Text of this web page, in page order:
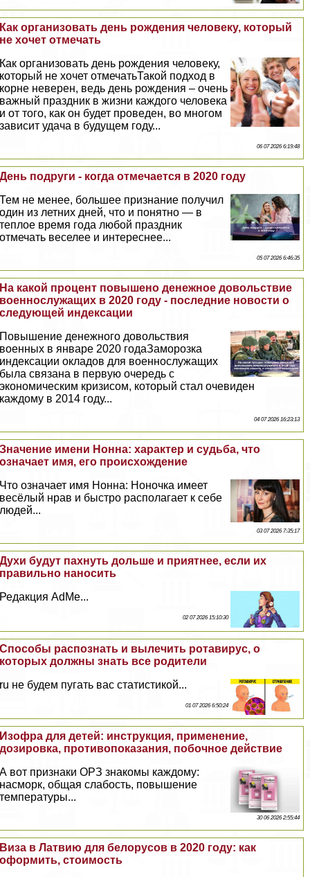
Как организовать день рождения человеку, который
не хочет отмечать
Как организовать день рождения человеку,
который не хочет отмечатьТакой подход в
корне неверен, ведь день рождения – очень
важный праздник в жизни каждого человека
и от того, как он будет проведен, во многом
зависит удача в будущем году...
06 07 2026 6:19:48
День подруги - когда отмечается в 2020 году
Тем не менее, большее признание получил
один из летних дней, что и понятно — в
теплое время года любой праздник
отмечать веселее и интереснее...
05 07 2026 6:46:35
На какой процент повышено денежное довольствие
военнослужащих в 2020 году - последние новости о
следующей индексации
Повышение денежного довольствия
военных в январе 2020 годаЗаморозка
индексации окладов для военнослужащих
была связана в первую очередь с
экономическим кризисом, который стал очевиден
каждому в 2014 году...
04 07 2026 16:23:13
Значение имени Нонна: хаpaктер и судьба, что
означает имя, его происхождение
Что означает имя Нонна: Ноночка имеет
весёлый нрав и быстро располагает к себе
людей...
03 07 2026 7:35:17
Духи будут пахнуть дольше и приятнее, если их
правильно наносить
Редакция AdMe...
02 07 2026 15:10:30
Способы распознать и вылечить ротавирус, о
которых должны знать все родители
ru не будем пугать вас статистикой...
01 07 2026 6:50:24
Изофра для детей: инструкция, применение,
дозировка, противопоказания, побочное действие
А вот признаки ОРЗ знакомы каждому:
насморк, общая слабость, повышение
температуры...
30 06 2026 2:55:44
Виза в Латвию для белорусов в 2020 году: как
оформить, стоимость